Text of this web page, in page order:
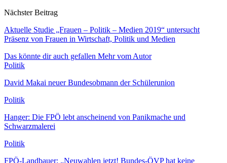
Nächster Beitrag
Aktuelle Studie „Frauen – Politik – Medien 2019“ untersucht
Präsenz von Frauen in Wirtschaft, Politik und Medien
Das könnte dir auch gefallen Mehr vom Autor
Politik
David Makai neuer Bundesobmann der Schülerunion
Politik
Hanger: Die FPÖ lebt anscheinend von Panikmache und
Schwarzmalerei
Politik
FPÖ-Landbauer: „Neuwahlen jetzt! Bundes-ÖVP hat keine